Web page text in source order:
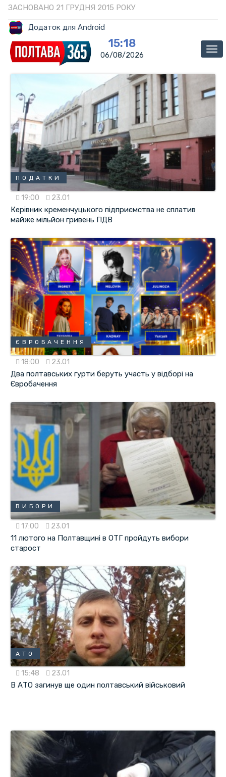
ЗАСНОВАНО 21 ГРУДНЯ 2015 РОКУ
Додаток для Android
15:18
06/08/2026
ПОДАТКИ
19:00 23.01
Керівник кременчуцького підприємства не сплатив
майже мільйон гривень ПДВ
ЄВРОБАЧЕННЯ
18:00 23.01
Два полтавських гурти беруть участь у відборі на
Євробачення
ВИБОРИ
17:00 23.01
11 лютого на Полтавщині в ОТГ пройдуть вибори
старост
АТО
15:48 23.01
В АТО загинув ще один полтавський військовий